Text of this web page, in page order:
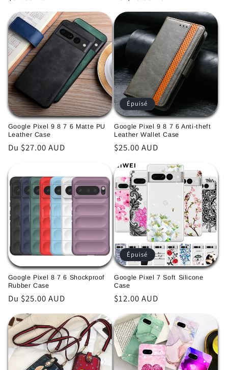
habituel
habituel
Google Pixel 9 8 7 6 Matte PU
Leather Case
Prix
Du $27.00 AUD
Épuisé
Google Pixel 9 8 7 6 Anti-theft
Leather Wallet Case
Prix
$25.00 AUD
Google Pixel 8 7 6 Shockproof
Rubber Case
Prix
Du $25.00 AUD
Épuisé
Google Pixel 7 Soft Silicone
Case
Prix
$12.00 AUD